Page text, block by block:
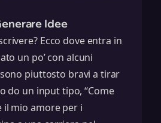
Idee
Ecco dove entra in
un po’ con alcuni
piuttosto bravi a tirar
do un input tipo, “Come
il mio amore per i